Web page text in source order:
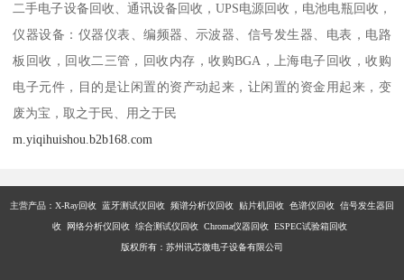
二手电子设备回收、通讯设备回收，UPS电源回收，电池电瓶回收，
仪器设备：仪器仪表、编频器、示波器、信号发生器、电表，电路
板回收，回收二三管，回收内存，收购BGA，上海电子回收，收购
电子元件，目的是让闲置的资产动起来，让闲置的资金用起来，变
废为宝，取之于民、用之于民
m.yiqihuishou.b2b168.com
主营产品：X-Ray回收 蓝牙测试仪回收 频谱分析仪回收 贴片机回收 色谱仪回收 信号发生器回
收 网络分析仪回收 综合测试仪回收 Chroma仪器回收 ESPEC试验箱回收
版权所有：苏州讯芯微电子设备有限公司